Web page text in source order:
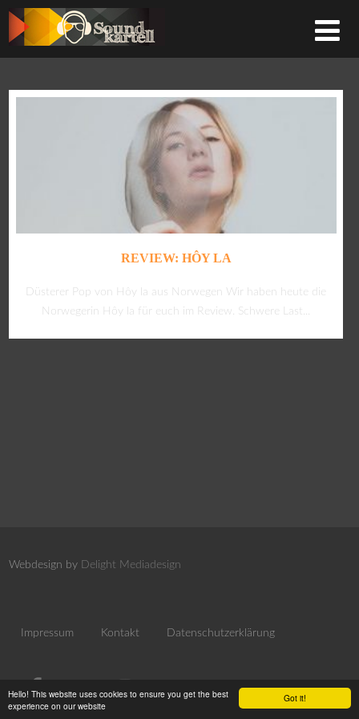
Got it!
Hello! This website uses cookies to ensure you get the best
experience on our website
REVIEW: HÔY LA
Düsterer Pop von Hôy la aus Norwegen Wir haben heute die
Norwegerin Hôy la für euch im Review. Schwere Last...
Webdesign by Delight Mediadesign
Impressum Kontakt Datenschutzerklärung